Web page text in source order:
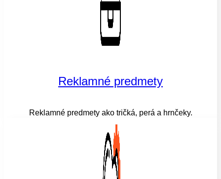
Reklamné predmety
Reklamné predmety ako tričká, perá a hrnčeky.